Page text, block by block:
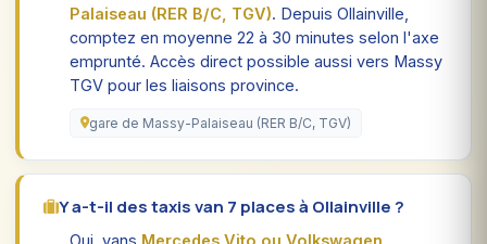
Palaiseau (RER B/C, TGV). Depuis Ollainville,
comptez en moyenne 22 à 30 minutes selon l'axe
emprunté. Accès direct possible aussi vers Massy
TGV pour les liaisons province.
gare de Massy-Palaiseau (RER B/C, TGV)
Y a-t-il des taxis van 7 places à Ollainville ?
Oui, vans Mercedes Vito ou Volkswagen